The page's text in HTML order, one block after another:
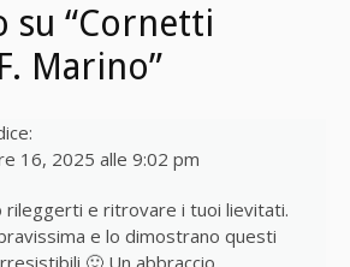
su “Cornetti
Marino”
16, 2025 alle 9:02 pm
rileggerti e ritrovare i tuoi lievitati.
e lo dimostrano questi
🙂 Un abbraccio